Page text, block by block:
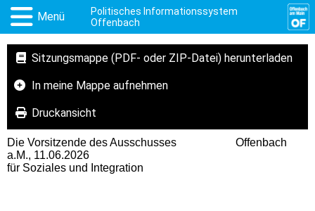
Menü
Politisches Informationssystem
Offenbach
Sitzungsmappe (PDF- oder ZIP-Datei) herunterladen
In meine Mappe aufnehmen
Druckansicht
Die Vorsitzende des Ausschusses Offenbach
a.M., 11.06.2026
für Soziales und Integration